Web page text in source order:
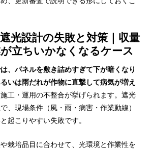
光設計の失敗と対策｜収量
立ちいかなくなるケース
、パネルを敷き詰めすぎて下が暗くなり
いは雨だれが作物に直撃して病気が増え
工・運用の不整合が挙げられます。遮光
、現場条件（風・雨・病害・作業動線）
起こりやすい失敗です。
栽培品目に合わせて、光環境と作業性を